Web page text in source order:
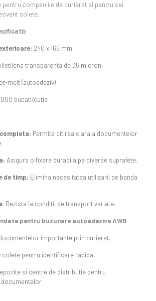
pentru companiile de curierat si pentru cei
colete.
240 x 165 mm
transparenta de 35 microni
melt (autoadeziv)
bucati/cutie
Permite citirea clara a documentelor
Asigura o fixare durabila pe diverse suprafete.
de timp: Elimina necesitatea utilizarii de banda
Rezista la conditii de transport variate.
pentru buzunare autoadezive AWB
importante prin curierat.
colete pentru identificare rapida.
si centre de distributie pentru